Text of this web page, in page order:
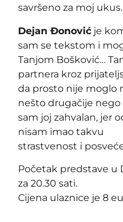
savršeno za moj
Dejan Đonović je
sam se tekstom i
Tanjom Bošković…
partnera kroz
da prosto nije moglo
nešto drugačije nego
sam joj zahvalan, jer
nisam imao takvu
strastvenost i
Početak predstave u
za 20.30 sati.
Cijena ulaznice je 8